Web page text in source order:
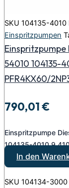
SKU 104135-4010
Einspritzpumpen
Einspritzpumpe
54010 104135-
PFR4KX60/
790,01€
Einspritzpumpe
104135-4010 9
In den
SKU 104134-3000